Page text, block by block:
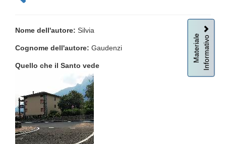
MaterialeInformativo
Nome dell'autore: Silvia
Cognome dell'autore: Gaudenzi
Quello che il Santo vede